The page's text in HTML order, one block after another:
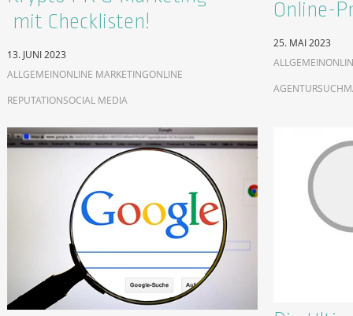
mit Checklisten!
13. JUNI 2023
ALLGEMEINONLINE MARKETINGONLINE
REPUTATIONSOCIAL MEDIA
Online-
25. MAI 2023
ALLGEMEIN
AGENTUR